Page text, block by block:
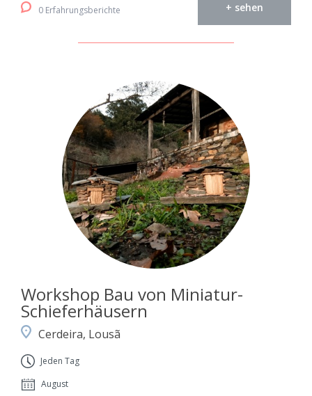
0 Erfahrungsberichte + sehen
Workshop Bau von Miniatur-
Schieferhäusern
Cerdeira, Lousã
Jeden Tag
August